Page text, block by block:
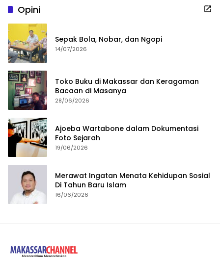
Opini
Sepak Bola, Nobar, dan Ngopi
14/07/2026
Toko Buku di Makassar dan Keragaman
Bacaan di Masanya
28/06/2026
Ajoeba Wartabone dalam Dokumentasi
Foto Sejarah
19/06/2026
Merawat Ingatan Menata Kehidupan Sosial
Di Tahun Baru Islam
16/06/2026